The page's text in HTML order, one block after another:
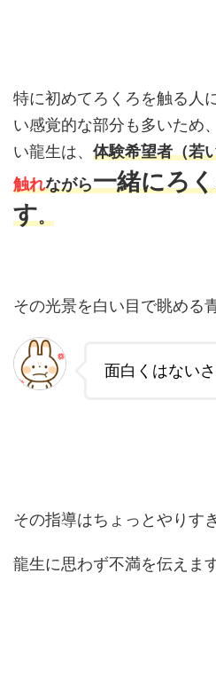
特に初めてろくろを触る人
い感覚的な部分も多いため
い龍生は、 体験希望者（若
触れながら一緒にろ
す。
その光景を白い目で眺める
面白くはない
その指導はちょっとやりす
龍生に思わず不満を伝えま